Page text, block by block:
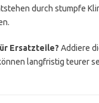
durch stumpfe
Ersatzteile? Addiere
langfristig teurer